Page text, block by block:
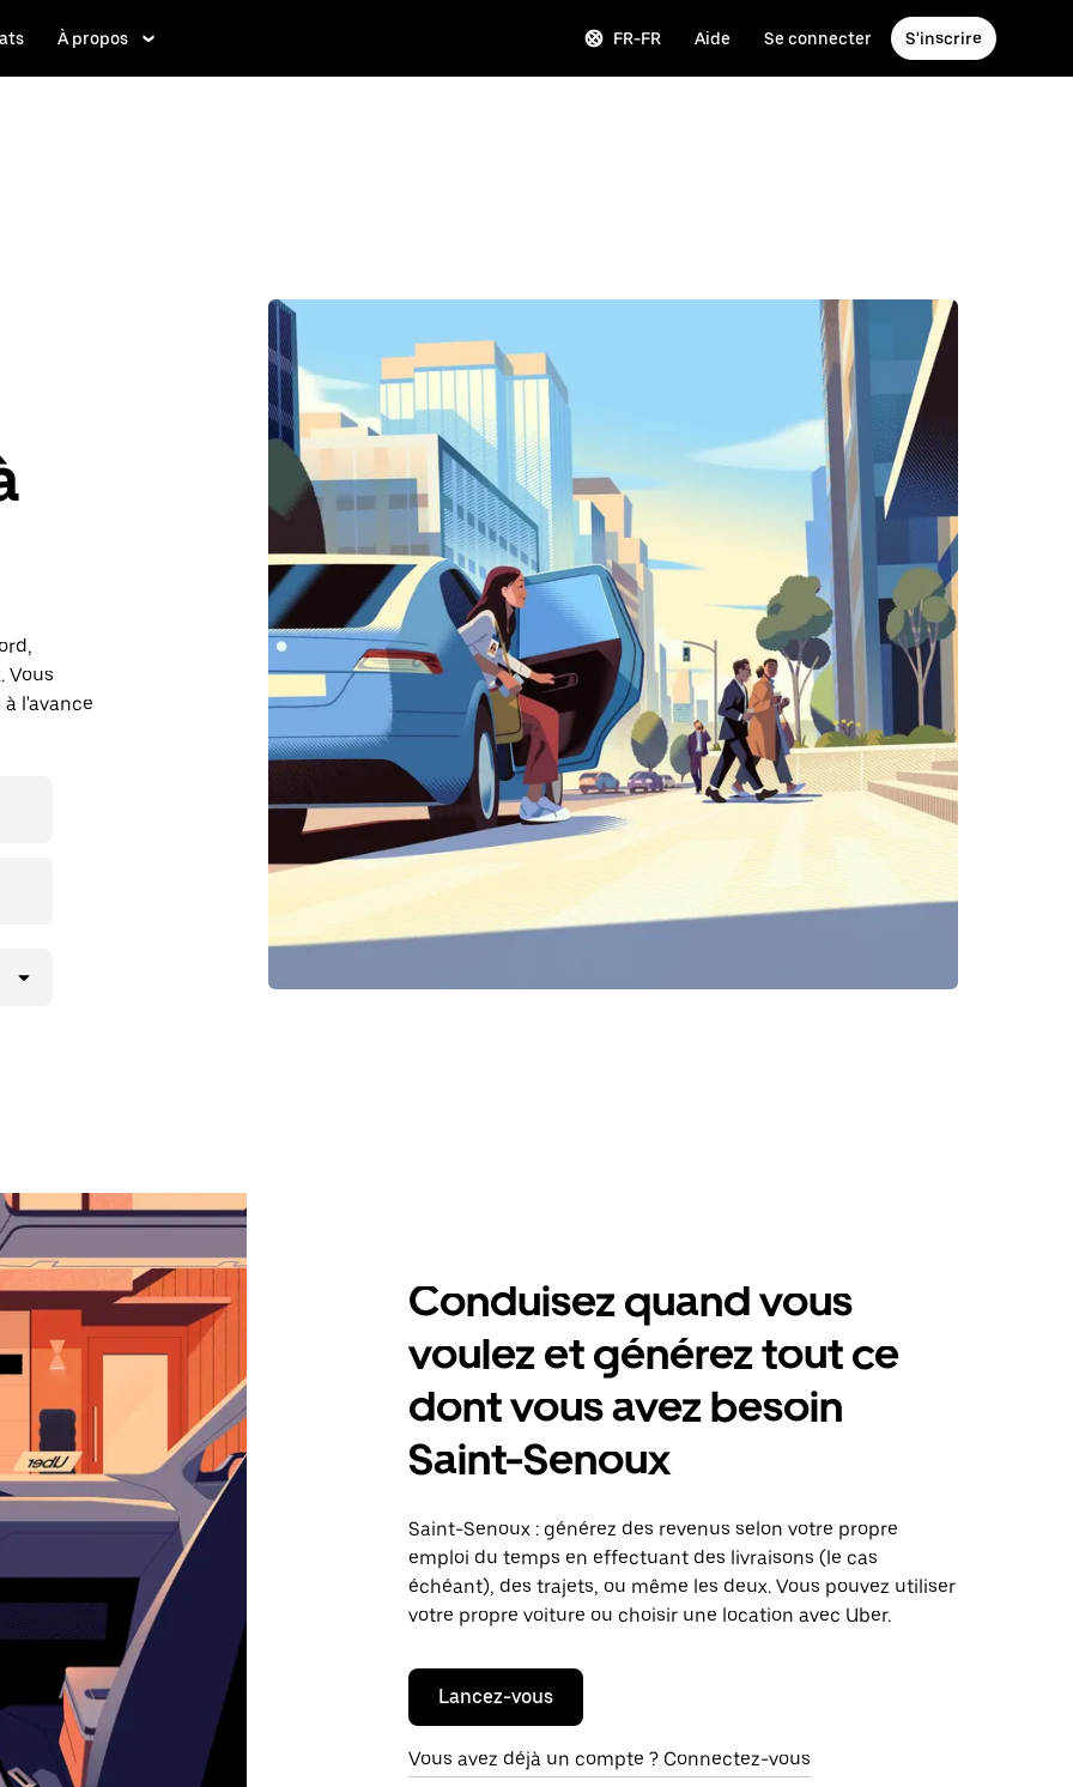
À propos FR-FR Aide Se connecter S'inscrire
Vous
l'avance
Conduisez quand vous
voulez et générez tout ce
dont vous avez besoin
Saint-Senoux
Saint-Senoux : générez des revenus selon votre propre
emploi du temps en effectuant des livraisons (le cas
échéant), des trajets, ou même les deux. Vous pouvez utiliser
votre propre voiture ou choisir une location avec Uber.
Lancez-vous
Vous avez déjà un compte ? Connectez-vous